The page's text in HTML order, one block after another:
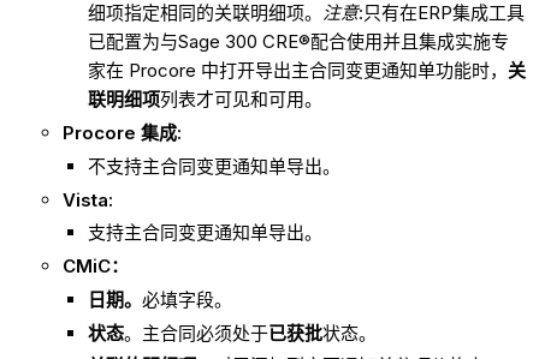
细项指定相同的关联明细项。 注意:只有在ERP集成工具
已配置为与Sage 300 CRE®配合使用并且集成实施专
家在 Procore 中打开导出主合同变更通知单功能时， 关
联明细项列表才可见和可用。
Procore 集成:
不支持主合同变更通知单导出。
Vista:
支持主合同变更通知单导出。
CMiC：
日期。必填字段。
状态。主合同必须处于已获批状态。